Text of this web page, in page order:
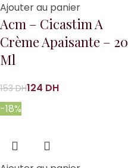
Ajouter au panier
Acm – Cicastim A
Crème Apaisante – 20
Ml
153DH124 DH
-18%